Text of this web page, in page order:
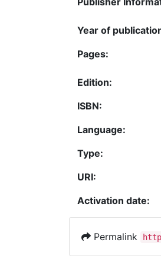
Year of
Pages:
Edition:
ISBN:
Language:
Type:
URI:
Activation date:
Permalink